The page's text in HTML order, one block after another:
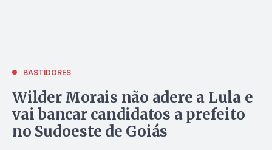
BASTIDORES
Wilder Morais não adere a Lula e
vai bancar candidatos a prefeito
no Sudoeste de Goiás